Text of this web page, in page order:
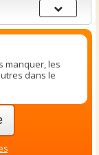
Sections
du
guide
manquer, les
dans le